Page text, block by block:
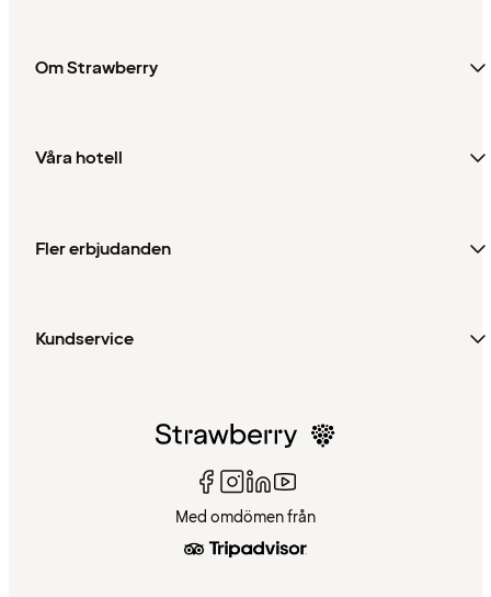
Om Strawberry
Våra hotell
Fler erbjudanden
Kundservice
Med omdömen från